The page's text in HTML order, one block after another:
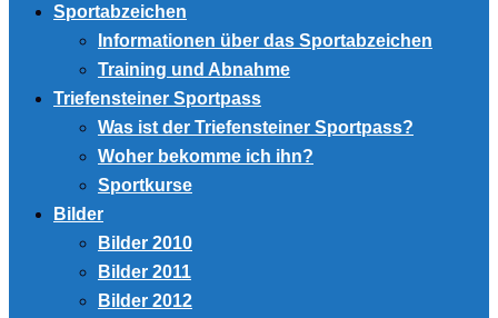
Sportabzeichen
Informationen über das Sportabzeichen
Training und Abnahme
Triefensteiner Sportpass
Was ist der Triefensteiner Sportpass?
Woher bekomme ich ihn?
Sportkurse
Bilder
Bilder 2010
Bilder 2011
Bilder 2012